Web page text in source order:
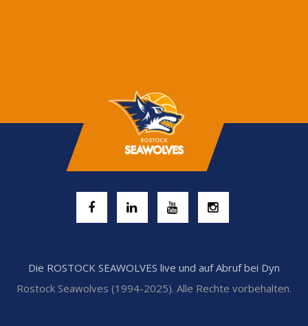
Die ROSTOCK SEAWOLVES live und auf Abruf bei Dyn
Rostock Seawolves (1994-2025). Alle Rechte vorbehalten.